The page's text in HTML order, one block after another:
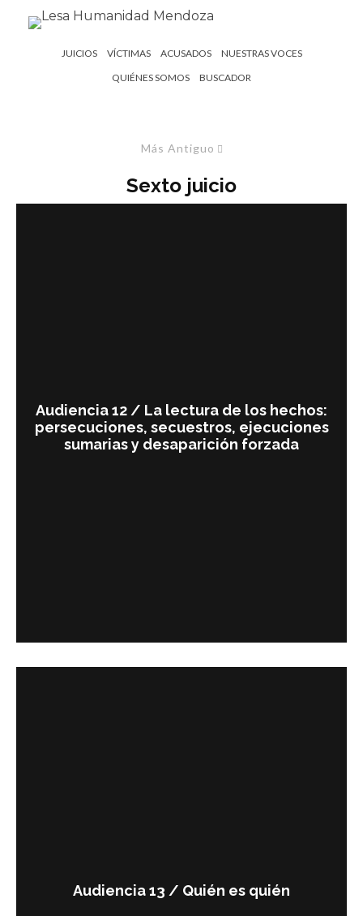
JUICIOS VÍCTIMAS ACUSADOS
NUESTRAS VOCES
QUIÉNES SOMOS
BUSCADOR
Más Antiguo
Sexto juicio
Audiencia 12 / La lectura de los hechos:
persecuciones, secuestros, ejecuciones
sumarias y desaparición forzada
Audiencia 13 / Quién es quién